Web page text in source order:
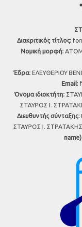
Διακριτικός τίτλος:
Νομική μορφή:
Έδρα: ΕΛΕΥΘΕΡΙΟΥ
Εmail:
Όνομα ιδιοκτήτη:
ΣΤΑΥΡΟΣ Ι.
Διευθυντής σύνταξης:
ΣΤΑΥΡΟΣ Ι. ΣΤΡΑΤΑΚΗΣ